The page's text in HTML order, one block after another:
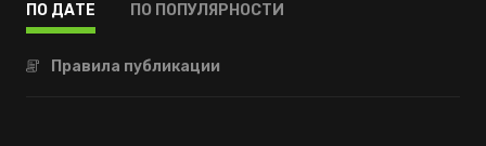
ПО ДАТЕ ПО ПОПУЛЯРНОСТИ
Правила публикации